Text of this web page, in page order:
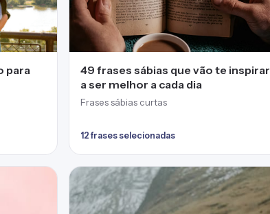
para
49 frases sábias que vão te inspirar
a ser melhor a cada dia
Frases sábias curtas
12 frases selecionadas